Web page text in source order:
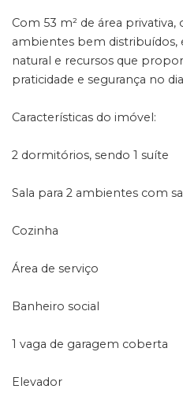
Com 53 m² de área
ambientes bem distribuídos,
natural e recursos que
praticidade e segurança no
Características do imóvel:
2 dormitórios, sendo 1 suíte
Sala para 2 ambientes com
Cozinha
Área de serviço
Banheiro social
1 vaga de garagem coberta
Elevador